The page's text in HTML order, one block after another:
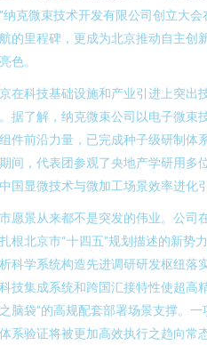
纳克微束技术开发有限公司创立大
的里程碑，更成为北京推动自主创
色。
在科技基础设施和产业引进上突出
据了解，纳克微束公司以电子微束
件前沿力量，已完成种子级研制体
间，代表团参观了央地产学研用多
国显微技术与微加工场景效率进化
愿景从来都不是突发的伟业。公
根北京市“十四五”规划描述的新势
科学系统构造先进调研研发枢纽落
技集成系统和跨国汇接特性使超高
脑袋”的高规配套部署场景支撑。
系验证将被更加高效执行之趋向常